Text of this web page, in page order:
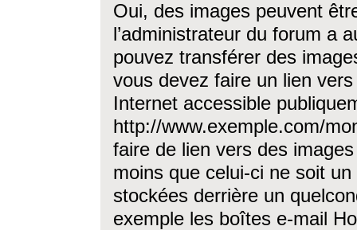
Oui, des images peuvent
l’administrateur du forum a
pouvez transférer des
vous devez faire un lien
Internet accessible
http://www.exemple.com/
faire de lien vers des
moins que celui-ci ne soit
stockées derrière un
exemple les boîtes e-mail